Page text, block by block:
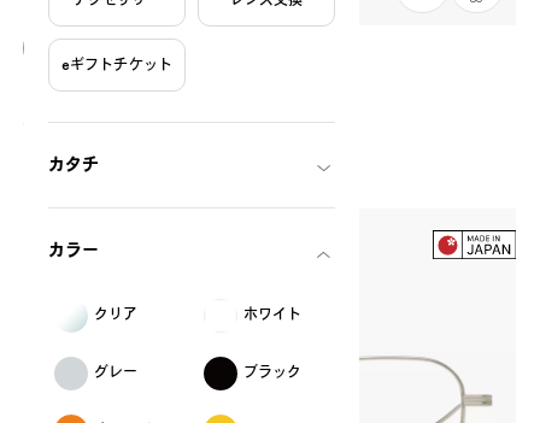
eギフトチケット
カタチ
カラー
クリア ホワイト
グレー ブラック
Graph Belle